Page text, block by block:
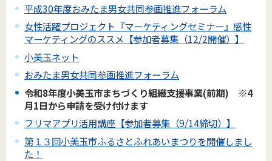
平成30年度おみたま男女共同参画推進フォーラム
女性活躍プロジェクト『マーケティングセミナー』感性
マーケティングのススメ【参加者募集（12/2開催）】
小美玉ネット
おみたま男女共同参画推進フォーラム
令和8年度小美玉市まちづくり組織支援事業(前期) ※4
月1日から申請を受け付けます
フリマアプリ活用講座【参加者募集（9/14締切）】
第１３回小美玉市ふるさとふれあいまつりを開催しまし
た！